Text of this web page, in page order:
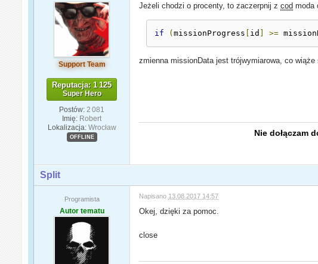
Support Team
Reputacja: 1 125
Super Hero
Postów: 2 081
Imię: Robert
Lokalizacja: Wrocław
OFFLINE
Jeżeli chodzi o procenty, to zaczerpnij zcod moda
if (missionProgress [ id ] >=
zmienna missionData jest trójwymiarowa, co
Nie dołączam
Split
Programista
Autor tematu
Napisano 13.08.2017 14:57
Okej, dzięki za pomoc.
close